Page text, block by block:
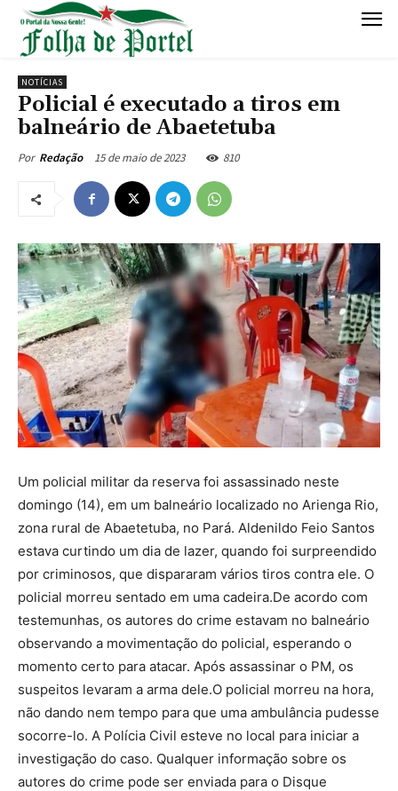
NOTÍCIAS
Policial é executado a tiros em
balneário de Abaetetuba
Por Redação 15 de maio de 2023 810
Um policial militar da reserva foi assassinado neste
domingo (14), em um balneário localizado no Arienga Rio,
zona rural de Abaetetuba, no Pará. Aldenildo Feio Santos
estava curtindo um dia de lazer, quando foi surpreendido
por criminosos, que dispararam vários tiros contra ele. O
policial morreu sentado em uma cadeira.De acordo com
testemunhas, os autores do crime estavam no balneário
observando a movimentação do policial, esperando o
momento certo para atacar. Após assassinar o PM, os
suspeitos levaram a arma dele.O policial morreu na hora,
não dando nem tempo para que uma ambulância pudesse
socorre-lo. A Polícia Civil esteve no local para iniciar a
investigação do caso. Qualquer informação sobre os
autores do crime pode ser enviada para o Disque